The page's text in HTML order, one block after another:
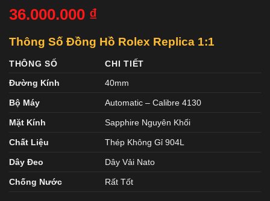
36.000.000 ₫
Thông Số Đồng Hồ Rolex Replica 1:1
THÔNG SỐ
CHI TIẾT
Đường Kính
40mm
Bộ Máy Automatic – Calibre 4130
Mặt Kính Sapphire Nguyên Khối
Chất Liệu Thép Không Gỉ 904L
Dây Đeo Dây Vải Nato
Chống Nước Rất Tốt